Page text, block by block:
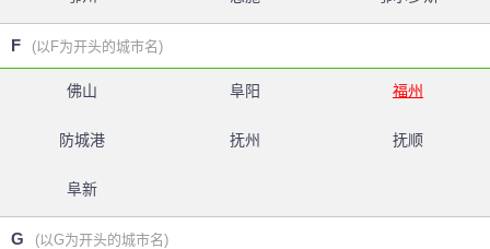
F (以F为开头的城市名)
佛山 阜阳 福州
防城港 抚州 抚顺
阜新
G (以G为开头的城市名)